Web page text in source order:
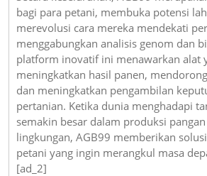
bagi para petani, membuka potensi
merevolusi cara mereka mendekati
menggabungkan analisis genom dan
platform inovatif ini menawarkan alat
meningkatkan hasil panen,
dan meningkatkan pengambilan
pertanian. Ketika dunia menghadapi
semakin besar dalam produksi
lingkungan, AGB99 memberikan
petani yang ingin merangkul masa
[ad_2]